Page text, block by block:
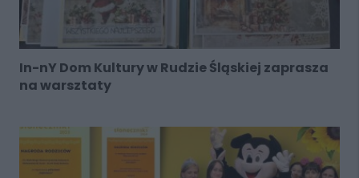
In-nY Dom Kultury w Rudzie Śląskiej zaprasza
na warsztaty